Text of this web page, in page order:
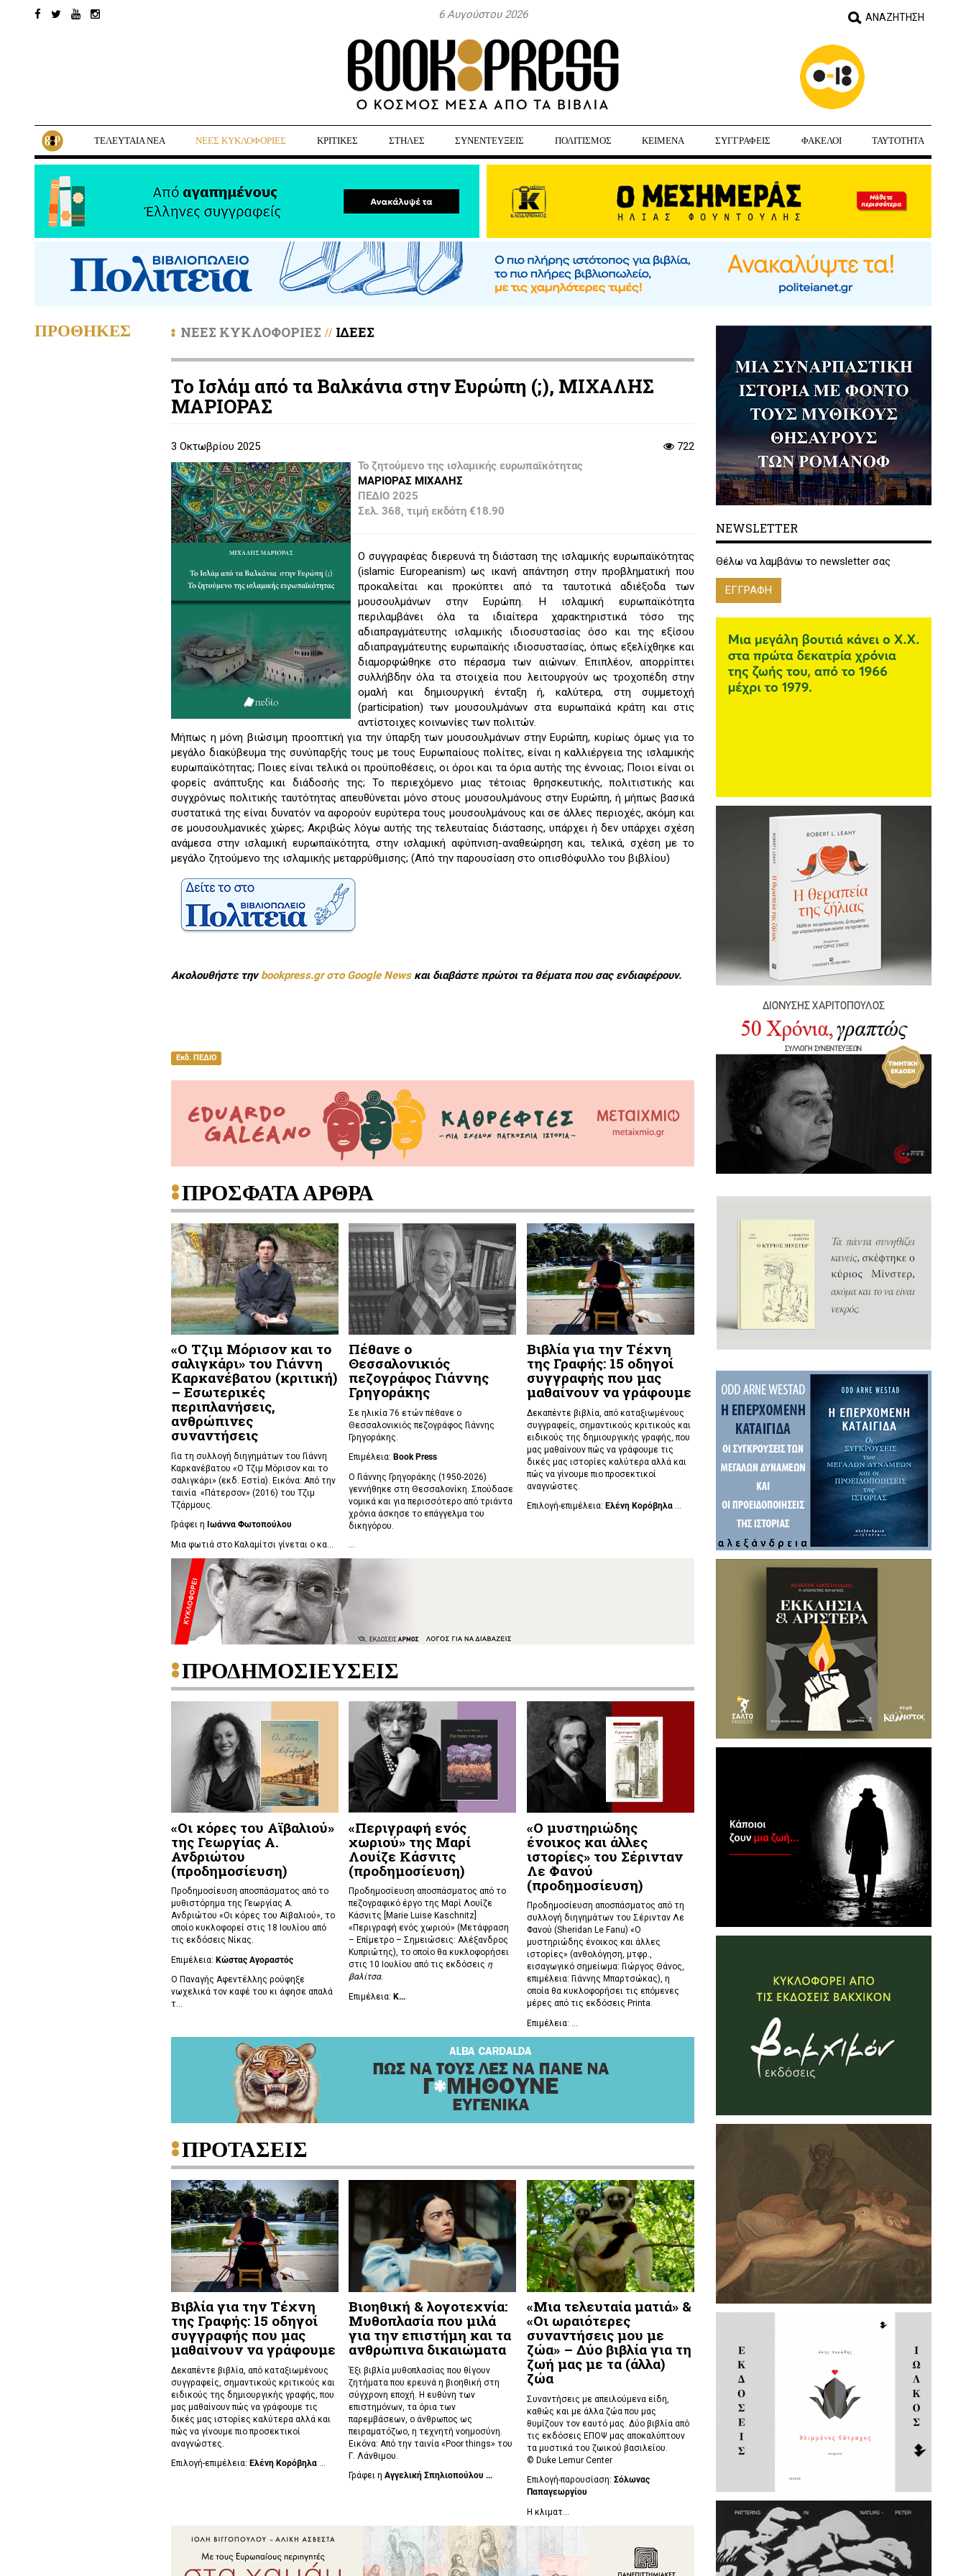
6 Αυγούστου 2026
ΤΕΛΕΥΤΑΙΑ ΝΕΑ ΝΕΕΣ ΚΥΚΛΟΦΟΡΙΕΣ ΚΡΙΤΙΚΕΣ ΣΤΗΛΕΣ ΣΥΝΕΝΤΕΥΞΕΙΣ ΠΟΛΙΤΙΣΜΟΣ ΚΕΙΜΕΝΑ ΣΥΓΓΡΑΦΕΙΣ ΦΑΚΕΛΟΙ ΤΑΥΤΟΤΗΤΑ
ΝΕΕΣ ΚΥΚΛΟΦΟΡΙΕΣ // ΙΔΕΕΣ
Το Ισλάμ από τα Βαλκάνια στην Ευρώπη (;), ΜΙΧΑΛΗΣ
ΜΑΡΙΟΡΑΣ
3 Οκτωβρίου 2025
722
Το ζητούμενο της ισλαμικής ευρωπαϊκότητας
ΜΑΡΙΟΡΑΣ ΜΙΧΑΛΗΣ
ΠΕΔΙΟ 2025
Σελ. 368, τιμή εκδότη €18.90
Ο συγγραφέας διερευνά τη διάσταση της ισλαμικής ευρωπαϊκότητας
(islamic Europeanism) ως ικανή απάντηση στην προβληματική που
προκαλείται και προκύπτει από τα ταυτοτικά αδιέξοδα των
μουσουλμάνων στην Ευρώπη. Η ισλαμική ευρωπαϊκότητα
περιλαμβάνει όλα τα ιδιαίτερα χαρακτηριστικά τόσο της
αδιαπραγμάτευτης ισλαμικής ιδιοσυστασίας όσο και της εξίσου
αδιαπραγμάτευτης ευρωπαϊκής ιδιοσυστασίας, όπως εξελίχθηκε και
διαμορφώθηκε στο πέρασμα των αιώνων. Επιπλέον, απορρίπτει
συλλήβδην όλα τα στοιχεία που λειτουργούν ως τροχοπέδη στην
ομαλή και δημιουργική ένταξη ή, καλύτερα, στη συμμετοχή
(participation) των μουσουλμάνων στα ευρωπαϊκά κράτη και στις
αντίστοιχες κοινωνίες των πολιτών.
Μήπως η μόνη βιώσιμη προοπτική για την ύπαρξη των μουσουλμάνων στην Ευρώπη, κυρίως όμως για το
μεγάλο διακύβευμα της συνύπαρξής τους με τους Ευρωπαίους πολίτες, είναι η καλλιέργεια της ισλαμικής
ευρωπαϊκότητας; Ποιες είναι τελικά οι προϋποθέσεις, οι όροι και τα όρια αυτής της έννοιας; Ποιοι είναι οι
φορείς ανάπτυξης και διάδοσής της; Το περιεχόμενο μιας τέτοιας θρησκευτικής, πολιτιστικής και
συγχρόνως πολιτικής ταυτότητας απευθύνεται μόνο στους μουσουλμάνους στην Ευρώπη, ή μήπως βασικά
συστατικά της είναι δυνατόν να αφορούν ευρύτερα τους μουσουλμάνους και σε άλλες περιοχές, ακόμη και
σε μουσουλμανικές χώρες; Ακριβώς λόγω αυτής της τελευταίας διάστασης, υπάρχει ή δεν υπάρχει σχέση
ανάμεσα στην ισλαμική ευρωπαϊκότητα, στην ισλαμική αφύπνιση-αναθεώρηση και, τελικά, σχέση με το
μεγάλο ζητούμενο της ισλαμικής μεταρρύθμισης; (Από την παρουσίαση στο οπισθόφυλλο του βιβλίου)
Ακολουθήστε τηνbookpress.gr στο Google Newsκαι διαβάστε πρώτοι τα θέματα που σας ενδιαφέρουν.
Εκδ. ΠΕΔΙΟ
ΠΡΟΣΦΑΤΑ ΑΡΘΡΑ
«Ο Τζιμ Μόρισον και το
σαλιγκάρι» του Γιάννη
Καρκανέβατου (κριτική)
– Εσωτερικές
περιπλανήσεις,
ανθρώπινες
συναντήσεις
Για τη συλλογή διηγημάτων του Γιάννη
Καρκανέβατου «Ο Τζιμ Μόρισον και το
σαλιγκάρι» (εκδ. Εστία). Εικόνα: Από την
ταινία «Πάτερσον» (2016) του Τζιμ
Τζάρμους.
Γράφει η Ιωάννα Φωτοπούλου
Μια φωτιά στο Καλαμίτσι γίνεται ο κα...
Πέθανε ο
Θεσσαλονικιός
πεζογράφος Γιάννης
Γρηγοράκης
Σε ηλικία 76 ετών πέθανε ο
Θεσσαλονικιός πεζογράφος Γιάννης
Γρηγοράκης.
Επιμέλεια: Book Press
Ο Γιάννης Γρηγοράκης (1950-2026)
γεννήθηκε στη Θεσσαλονίκη. Σπούδασε
νομικά και για περισσότερο από τριάντα
χρόνια άσκησε το επάγγελμα του
δικηγόρου.
...
Βιβλία για την Τέχνη
της Γραφής: 15 οδηγοί
συγγραφής που μας
μαθαίνουν να γράφουμε
Δεκαπέντε βιβλία, από καταξιωμένους
συγγραφείς, σημαντικούς κριτικούς και
ειδικούς της δημιουργικής γραφής, που
μας μαθαίνουν πώς να γράφουμε τις
δικές μας ιστορίες καλύτερα αλλά και
πώς να γίνουμε πιο προσεκτικοί
αναγνώστες.
Επιλογή-επιμέλεια: Ελένη Κορόβηλα...
ΠΡΟΔΗΜΟΣΙΕΥΣΕΙΣ
«Οι κόρες του Αϊβαλιού»
της Γεωργίας Α.
Ανδριώτου
(προδημοσίευση)
Προδημοσίευση αποσπάσματος από το
μυθιστόρημα της Γεωργίας Α.
Ανδριώτου «Οι κόρες του Αϊβαλιού», το
οποίο κυκλοφορεί στις 18 Ιουλίου από
τις εκδόσεις Νίκας.
Επιμέλεια: Κώστας Αγοραστός
Ο Παναγής Αφεντέλλης ρούφηξε
νωχελικά τον καφέ του κι άφησε απαλά
τ...
«Περιγραφή ενός
χωριού» της Μαρί
Λουίζε Κάσνιτς
(προδημοσίευση)
Προδημοσίευση αποσπάσματος από το
πεζογραφικό έργο της Μαρί Λουίζε
Κάσνιτς [Marie Luise Kaschnitz]
«Περιγραφή ενός χωριού» (Μετάφραση
– Επίμετρο – Σημειώσεις: Αλέξανδρος
Κυπριώτης), το οποίο θα κυκλοφορήσει
στις 10 Ιουλίου από τις εκδόσεις η
βαλίτσα.
Επιμέλεια:Κ...
«Ο μυστηριώδης
ένοικος και άλλες
ιστορίες» του Σέρινταν
Λε Φανού
(προδημοσίευση)
Προδημοσίευση αποσπάσματος από τη
συλλογή διηγημάτων του Σέρινταν Λε
Φανού (Sheridan Le Fanu) «Ο
μυστηριώδης ένοικος και άλλες
ιστορίες» (ανθολόγηση, μτφρ.,
εισαγωγικό σημείωμα: Γιώργος Θάνος,
επιμέλεια: Γιάννης Μπαρτσώκας), η
οποία θα κυκλοφορήσει τις επόμενες
μέρες από τις εκδόσεις Printa.
Επιμέλεια: ...
ΠΡΟΤΑΣΕΙΣ
Βιβλία για την Τέχνη
της Γραφής: 15 οδηγοί
συγγραφής που μας
μαθαίνουν να γράφουμε
Δεκαπέντε βιβλία, από καταξιωμένους
συγγραφείς, σημαντικούς κριτικούς και
ειδικούς της δημιουργικής γραφής, που
μας μαθαίνουν πώς να γράφουμε τις
δικές μας ιστορίες καλύτερα αλλά και
πώς να γίνουμε πιο προσεκτικοί
αναγνώστες.
Επιλογή-επιμέλεια: Ελένη Κορόβηλα...
Βιοηθική & λογοτεχνία:
Μυθοπλασία που μιλά
για την επιστήμη και τα
ανθρώπινα δικαιώματα
Έξι βιβλία μυθοπλασίας που θίγουν
ζητήματα που ερευνά η βιοηθική στη
σύγχρονη εποχή. Η ευθύνη των
επιστημόνων, τα όρια των
παρεμβάσεων, ο άνθρωπος ως
πειραματόζωο, η τεχνητή νοημοσύνη.
Εικόνα: Από την ταινία «Poor things» του
Γ. Λάνθιμου.
Γράφει ηΑγγελική Σπηλιοπούλου ...
«Μια τελευταία ματιά» &
«Οι ωραιότερες
συναντήσεις μου με
ζώα» – Δύο βιβλία για τη
ζωή μας με τα (άλλα)
ζώα
Συναντήσεις με απειλούμενα είδη,
καθώς και με άλλα ζώα που μας
θυμίζουν τον εαυτό μας. Δύο βιβλία από
τις εκδόσεις ΕΠΟΨ μας αποκαλύπτουν
τα μυστικά του ζωικού βασιλείου.
© Duke Lemur Center
Επιλογή-παρουσίαση: Σόλωνας
Παπαγεωργίου
Η κλιματ...
ΠΡΟΘΗΚΕΣ
NEWSLETTER
Θέλω να λαμβάνω το newsletter σας
ΕΓΓΡΑΦΗ